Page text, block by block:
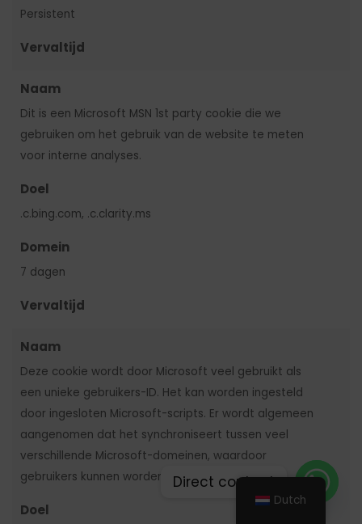
Persistent
Vervaltijd
Naam
Dit is een Microsoft MSN 1st party cookie die we
gebruiken om het gebruik van de website te meten
voor interne analyses.
Doel
.c.bing.com, .c.clarity.ms
Domein
7 dagen
Vervaltijd
Naam
Deze cookie wordt door Microsoft veel gebruikt als
een unieke gebruikers-ID. Het kan worden ingesteld
door ingesloten Microsoft-scripts. Er wordt algemeen
aangenomen dat het synchroniseert tussen veel
verschillende Microsoft-domeinen, waardoor
gebruikers kunnen worden gevolgd.
Doel
Dutch
Direct contact